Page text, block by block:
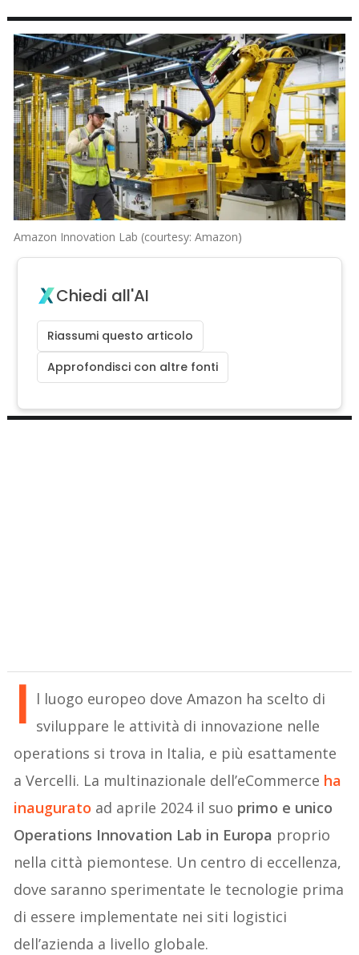
Amazon Innovation Lab (courtesy: Amazon)
Chiedi all'AI
Riassumi questo articolo
Approfondisci con altre fonti
I l luogo europeo dove Amazon ha scelto di
sviluppare le attività di innovazione nelle
operations si trova in Italia, e più esattamente
a Vercelli. La multinazionale dell’eCommerce ha
inaugurato ad aprile 2024 il suo primo e unico
Operations Innovation Lab in Europa proprio
nella città piemontese. Un centro di eccellenza,
dove saranno sperimentate le tecnologie prima
di essere implementate nei siti logistici
dell’azienda a livello globale.